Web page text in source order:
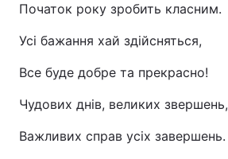
Початок року зробить класним.
Усі бажання хай здійсняться,
Все буде добре та прекрасно!
Чудових днів, великих звершень,
Важливих справ усіх завершень.